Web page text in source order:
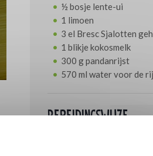
½ bosje lente-ui
1 limoen
3 el Bresc Sjalotten
1 blikje kokosmelk
300 g pandanrijst
570 ml water voor de
Bereidingswijze
Pel de gamba’s en maak
grove ringen en de mais